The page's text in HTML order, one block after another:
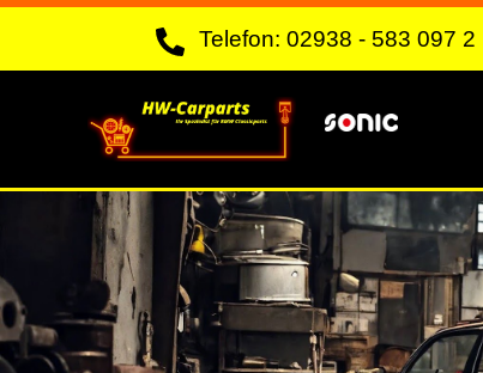
Skip
content
Telefon: 02938 - 583 097 2